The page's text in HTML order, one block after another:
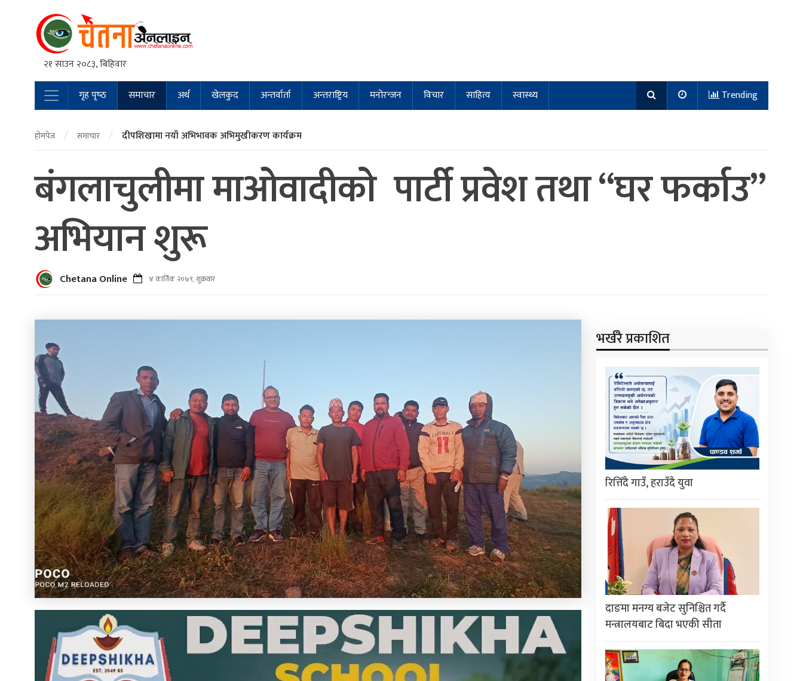
२१ साउन २०८३, बिहिवार
Main Navigation
गृह पृष्‍ठ समाचार अर्थ खेलकुद अन्तर्वार्ता अन्तराष्ट्रिय मनोरन्जन विचार साहित्य स्वास्थ्य Trending
होमपेज / समाचार / दीपशिखामा नयाँ अभिभावक अभिमुखीकरण कार्यक्रम
बंगलाचुलीमा माओवादीकाे पार्टी प्रवेश तथा “घर फर्काउ”
अभियान शुरू
Chetana Online ४ कार्तिक २०७९, शुक्रवार
भर्खरै प्रकाशित
रित्तिँदै गाउँ, हराउँदै युवा
दाङमा मनग्य बजेट सुनिश्चित गर्दै
मन्त्रालयबाट बिदा भएकी सीता